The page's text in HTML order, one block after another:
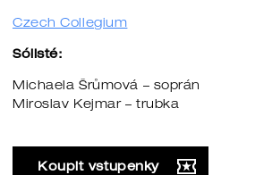
Czech Collegium
Sólisté:
Michaela Šrůmová – soprán
Miroslav Kejmar – trubka
Koupit vstupenky